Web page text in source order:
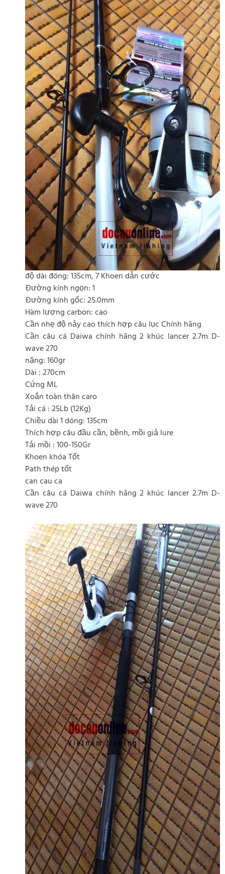
độ dài đóng: 135cm, 7 Khoen dẫn cước
Đường kính ngọn: 1
Đường kính gốc: 25.0mm
Hàm lượng carbon: cao
Cần nhẹ độ nảy cao thích hợp câu lục Chính hãng
Cần câu cá Daiwa chính hãng 2 khúc lancer 2.7m D-
wave 270
nặng: 160gr
Dài : 270cm
Cứng ML
Xoắn toàn thân caro
Tải cá : 25Lb (12Kg)
Chiều dài 1 dóng: 135cm
Thích hợp câu đầu cần, bềnh, mồi giả lure
Tải mồi : 100-150Gr
Khoen khóa Tốt
Path thép tốt
can cau ca
Cần câu cá Daiwa chính hãng 2 khúc lancer 2.7m D-
wave 270